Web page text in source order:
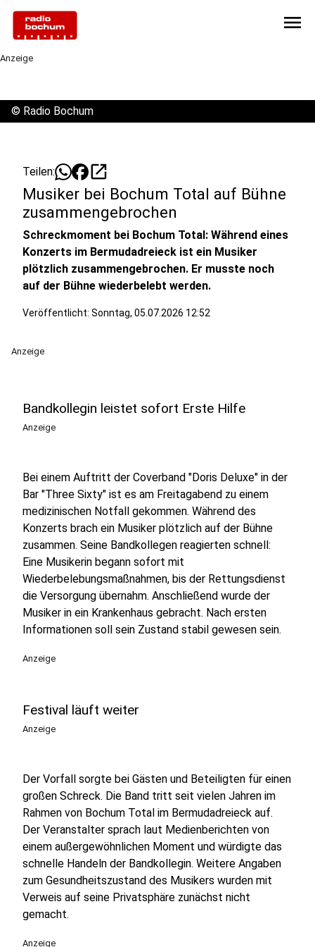
menu
Anzeige
© Radio Bochum
Teilen: open_in_new
Musiker bei Bochum Total auf Bühne
zusammengebrochen
Schreckmoment bei Bochum Total: Während eines
Konzerts im Bermudadreieck ist ein Musiker
plötzlich zusammengebrochen. Er musste noch
auf der Bühne wiederbelebt werden.
Veröffentlicht: Sonntag, 05.07.2026 12:52
Anzeige
Bandkollegin leistet sofort Erste Hilfe
Anzeige
Bei einem Auftritt der Coverband "Doris Deluxe" in der
Bar "Three Sixty" ist es am Freitagabend zu einem
medizinischen Notfall gekommen. Während des
Konzerts brach ein Musiker plötzlich auf der Bühne
zusammen. Seine Bandkollegen reagierten schnell:
Eine Musikerin begann sofort mit
Wiederbelebungsmaßnahmen, bis der Rettungsdienst
die Versorgung übernahm. Anschließend wurde der
Musiker in ein Krankenhaus gebracht. Nach ersten
Informationen soll sein Zustand stabil gewesen sein.
Anzeige
Festival läuft weiter
Anzeige
Der Vorfall sorgte bei Gästen und Beteiligten für einen
großen Schreck. Die Band tritt seit vielen Jahren im
Rahmen von Bochum Total im Bermudadreieck auf.
Der Veranstalter sprach laut Medienberichten von
einem außergewöhnlichen Moment und würdigte das
schnelle Handeln der Bandkollegin. Weitere Angaben
zum Gesundheitszustand des Musikers wurden mit
Verweis auf seine Privatsphäre zunächst nicht
gemacht.
Anzeige